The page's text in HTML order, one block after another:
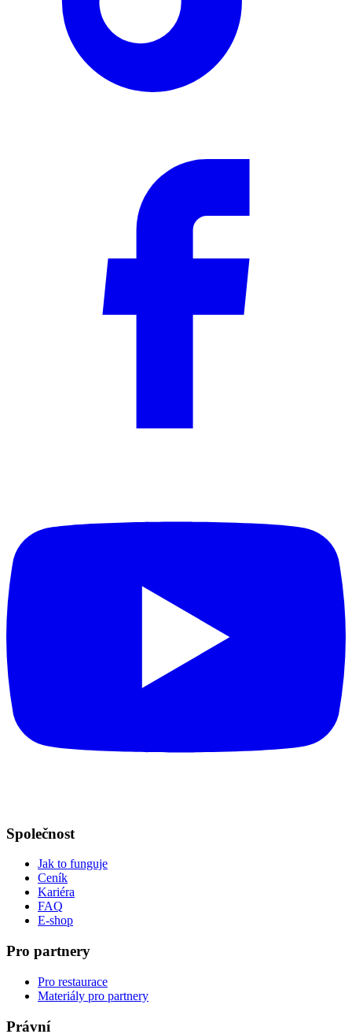
Společnost
Jak to funguje
Ceník
Kariéra
FAQ
E-shop
Pro partnery
Pro restaurace
Materiály pro partnery
Právní